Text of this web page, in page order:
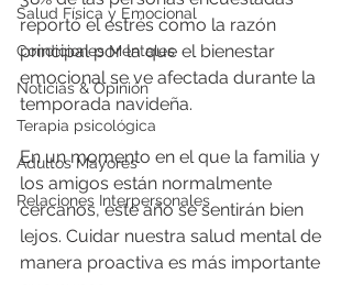
Salud Física y Emocional
Condiciones Mentales
Noticias & Opinión
Terapia psicológica
Adultos Mayores
Relaciones Interpersonales
reportó el estrés como la razón
principal por la que el bienestar
emocional se ve afectada durante la
temporada navideña.
En un momento en el que la familia y
los amigos están normalmente
cercanos, este año se sentirán bien
lejos. Cuidar nuestra salud mental de
manera proactiva es más importante